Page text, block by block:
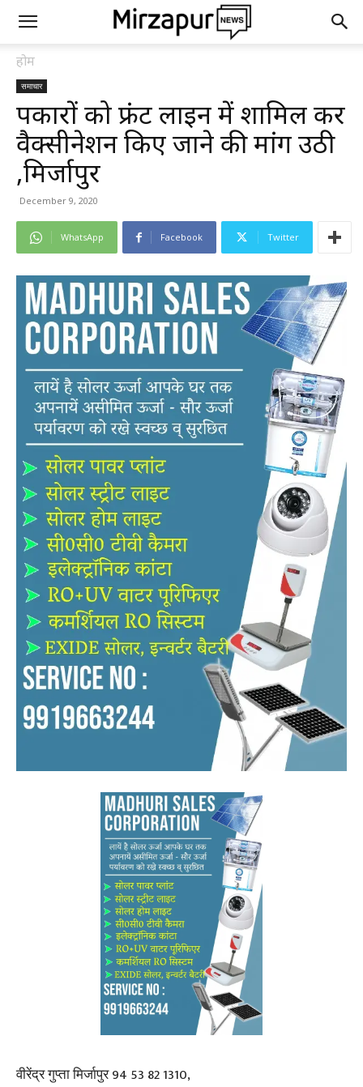
होम
समाचार
पत्रकारों को फ्रंट लाइन में शामिल कर
वैक्सीनेशन किए जाने की मांग उठी
,मिर्जापुर
December 9, 2020
WhatsApp Facebook Twitter
वीरेंद्र गुप्ता मिर्जापुर 94 53 82 1310,